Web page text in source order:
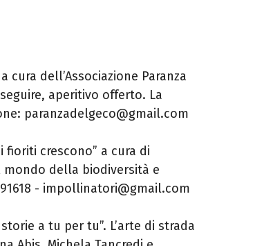
cura dell’Associazione Paranza
aperitivo offerto. La
paranzadelgeco@gmail.com
fioriti crescono” a cura di
della biodiversità e
- impollinatori@gmail.com
a tu per tu”. L’arte di strada